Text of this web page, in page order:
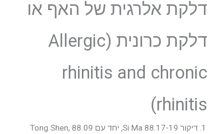
דלקת אלרגית של האף או
דלקת כרונית (Allergic
rhinitis and chronic
rhinitis)
דיקור 88.17-19 Si Ma, יחד עם 88.09 Tong Shen,